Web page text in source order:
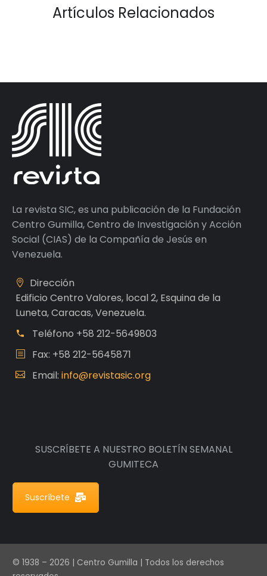
Artículos Relacionados
La revista SIC, es una publicación de la Fundación
Centro Gumilla, Centro de Investigación y Acción
Social (CIAS) de la Compañía de Jesús en
Venezuela.
Dirección
Edificio Centro Valores, local 2, Esquina de la
Luneta, Caracas, Venezuela.
Teléfono +58 212-5649803
Fax: +58 212-5645871
Email: info@revistasic.org
SUSCRÍBETE A NUESTRO BOLETÍN SEMANAL
GUMITECA
Suscríbete
© 1938 – 2026 | Centro Gumilla | Todos los derechos